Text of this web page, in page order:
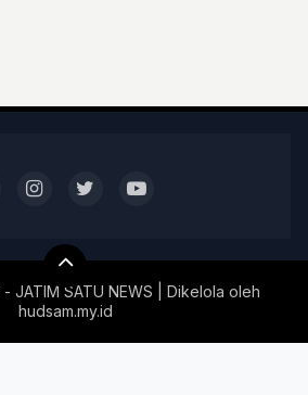
JATIM SATU NEWS | Dikelola oleh
hudsam.my.id